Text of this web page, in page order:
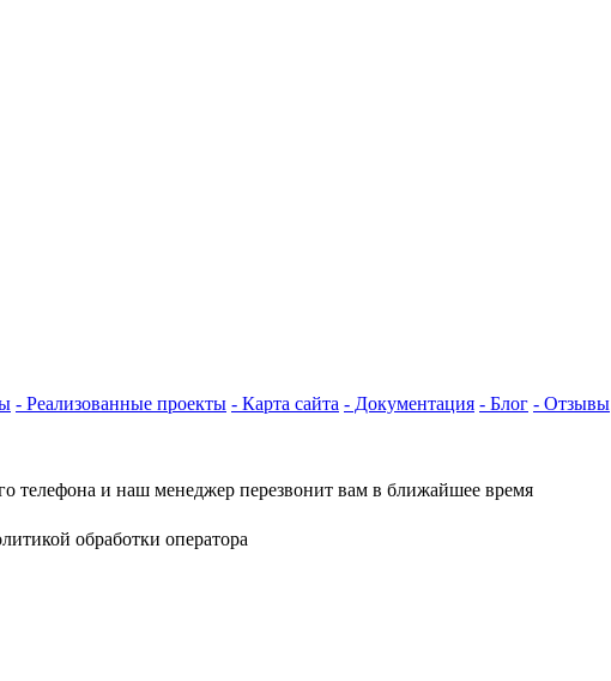
- Реализованные проекты - Карта сайта - Документация - Блог - Отзывы
телефона и наш менеджер перезвонит вам в ближайшее время
обработки оператора